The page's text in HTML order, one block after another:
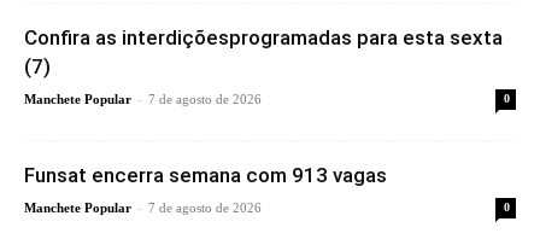
Confira as interdiçõesprogramadas para esta sexta
(7)
Manchete Popular - 7 de agosto de 2026 0
Funsat encerra semana com 913 vagas
Manchete Popular - 7 de agosto de 2026 0